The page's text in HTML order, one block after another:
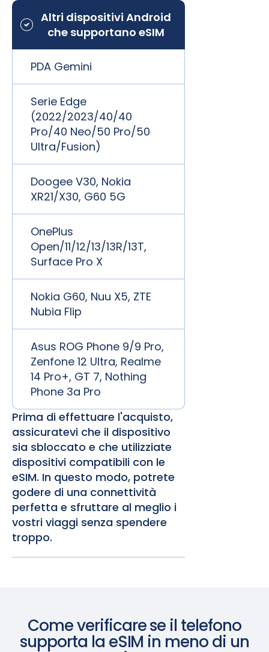
Altri dispositivi Android
che supportano eSIM
PDA Gemini
Serie Edge
(2022/2023/40/40
Pro/40 Neo/50 Pro/50
Ultra/Fusion)
Doogee V30, Nokia
XR21/X30, G60 5G
OnePlus
Open/11/12/13/13R/13T,
Surface Pro X
Nokia G60, Nuu X5, ZTE
Nubia Flip
Asus ROG Phone 9/9 Pro,
Zenfone 12 Ultra, Realme
14 Pro+, GT 7, Nothing
Phone 3a Pro
Prima di effettuare l'acquisto,
assicuratevi che il dispositivo
sia sbloccato e che utilizziate
dispositivi compatibili con le
eSIM. In questo modo, potrete
godere di una connettività
perfetta e sfruttare al meglio i
vostri viaggi senza spendere
troppo.
Come verificare se il telefono
supporta la eSIM in meno di un